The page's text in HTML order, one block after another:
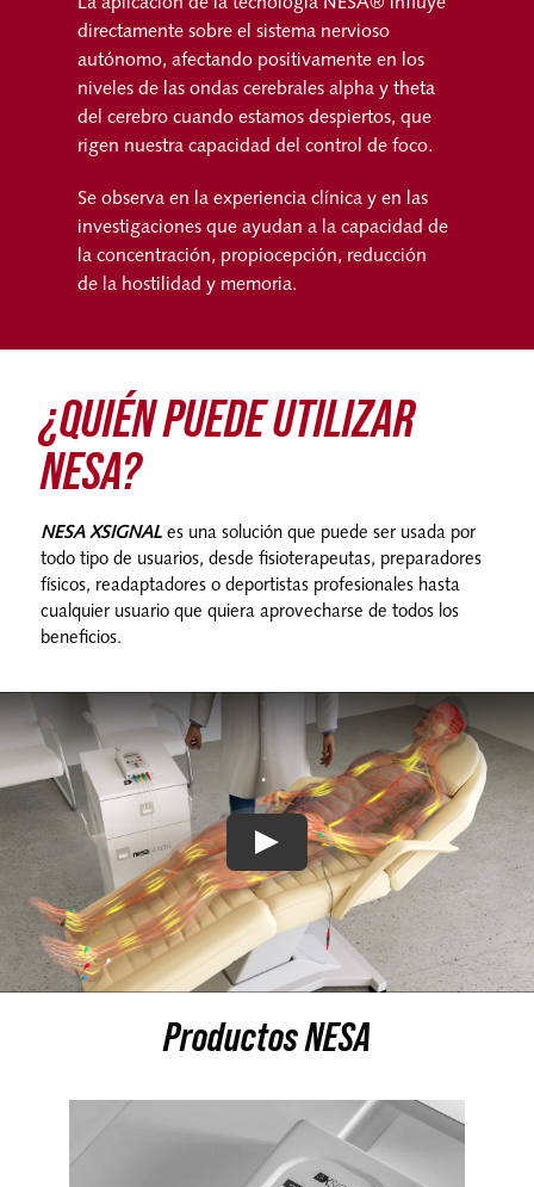
La aplicación de la tecnología NESA® influye
directamente sobre el sistema nervioso
autónomo, afectando positivamente en los
niveles de las ondas cerebrales alpha y theta
del cerebro cuando estamos despiertos, que
rigen nuestra capacidad del control de foco.
Se observa en la experiencia clínica y en las
investigaciones que ayudan a la capacidad de
la concentración, propiocepción, reducción
de la hostilidad y memoria.
¿QUIÉN PUEDE UTILIZAR
NESA?
NESA XSIGNALes una solución que puede ser usada por
todo tipo de usuarios, desde fisioterapeutas, preparadores
físicos, readaptadores o deportistas profesionales hasta
cualquier usuario que quiera aprovecharse de todos los
beneficios.
Productos NESA